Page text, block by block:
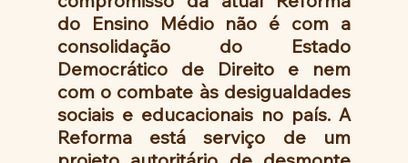
do Ensino Médio não é com a
consolidação do Estado
Democrático de Direito e nem
com o combate às desigualdades
sociais e educacionais no país. A
Reforma está serviço de um